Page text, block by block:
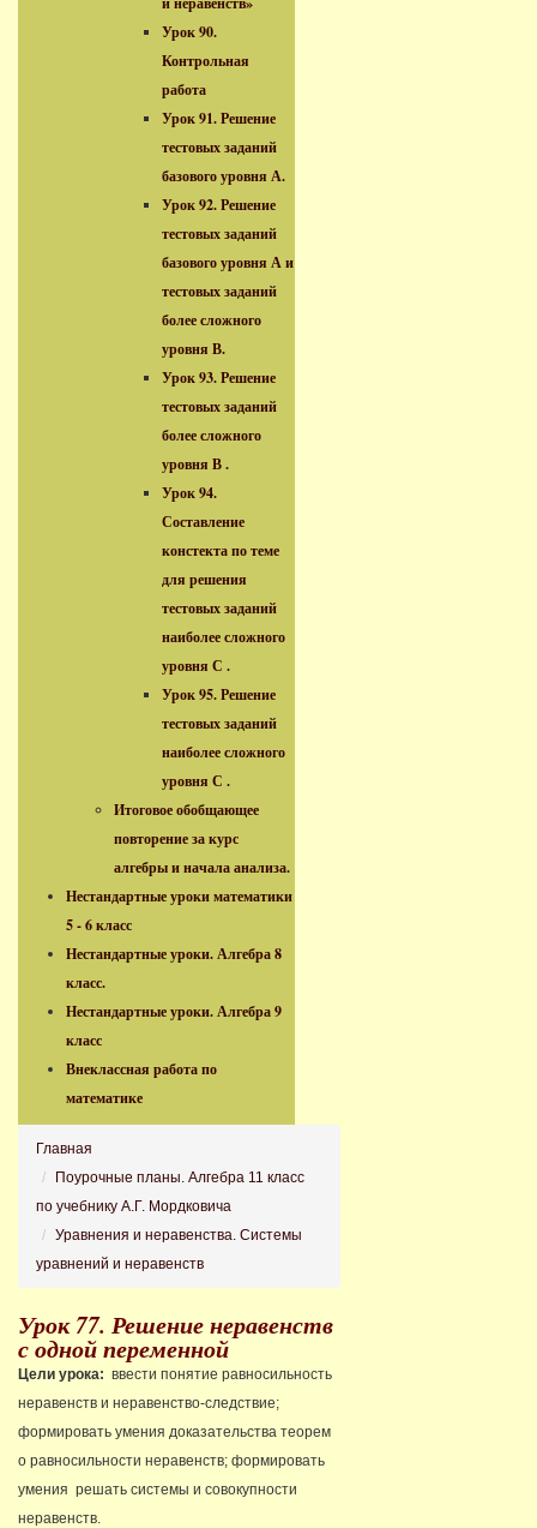
Урок 90.
Контрольная
работа
Урок 91. Решение
тестовых заданий
базового уровня А.
Урок 92. Решение
тестовых заданий
базового уровня А и
тестовых заданий
более сложного
уровня В.
Урок 93. Решение
тестовых заданий
более сложного
уровня В .
Урок 94.
Составление
констекта по теме
для решения
тестовых заданий
наиболее сложного
уровня С .
Урок 95. Решение
тестовых заданий
наиболее сложного
уровня С .
Итоговое обобщающее
повторение за курс
алгебры и начала анализа.
Нестандартные уроки математики
5 - 6 класс
Нестандартные уроки. Алгебра 8
класс.
Нестандартные уроки. Алгебра 9
класс
Внеклассная работа по
математике
Главная
Поурочные планы. Алгебра 11 класс
по учебнику А.Г. Мордковича
Уравнения и неравенства. Системы
уравнений и неравенств
Урок 77. Решение неравенств
с одной переменной
Цели урока: ввести понятие равносильность
неравенств и неравенство-следствие;
формировать умения доказательства теорем
о равносильности неравенств; формировать
умения решать системы и совокупности
неравенств.